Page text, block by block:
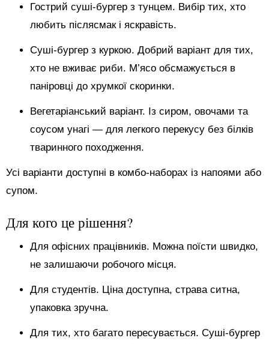
Гострий суші-бургер з тунцем. Вибір тих, хто
любить післясмак і яскравість.
Суші-бургер з куркою. Добрий варіант для тих,
хто не вживає риби. М’ясо обсмажується в
паніровці до хрумкої скоринки.
Вегетаріанський варіант. Із сиром, овочами та
соусом унагі — для легкого перекусу без білків
тваринного походження.
Усі варіанти доступні в комбо-наборах із напоями або
супом.
Для кого це рішення?
Для офісних працівників. Можна поїсти швидко,
не залишаючи робочого місця.
Для студентів. Ціна доступна, страва ситна,
упаковка зручна.
Для тих, хто багато пересувається. Суші-бургер